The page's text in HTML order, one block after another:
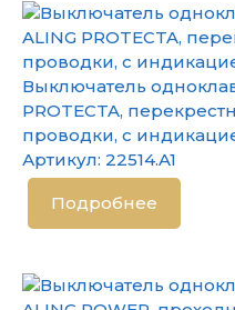
Выключатель
PROTECTA,
проводки, с
Артикул: 22514.A1
Подробнее